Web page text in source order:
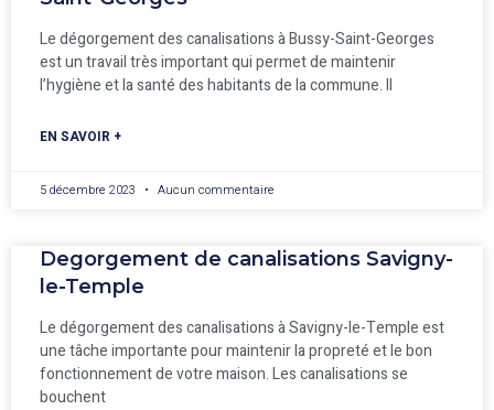
Le dégorgement des canalisations à Bussy-Saint-Georges
est un travail très important qui permet de maintenir
l’hygiène et la santé des habitants de la commune. Il
EN SAVOIR +
5 décembre 2023 Aucun commentaire
Degorgement de canalisations Savigny-
le-Temple
Le dégorgement des canalisations à Savigny-le-Temple est
une tâche importante pour maintenir la propreté et le bon
fonctionnement de votre maison. Les canalisations se
bouchent